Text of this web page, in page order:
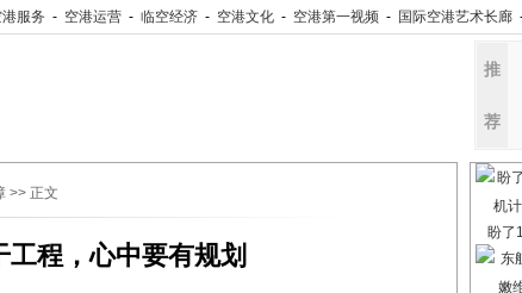
港服务 - 空港运营 - 临空经济 - 空港文化 - 空港第一视频 - 国际空港艺术长廊
推
荐
>> 正文
工程，心中要有规划
盼了